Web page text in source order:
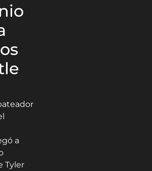
a
Tyler